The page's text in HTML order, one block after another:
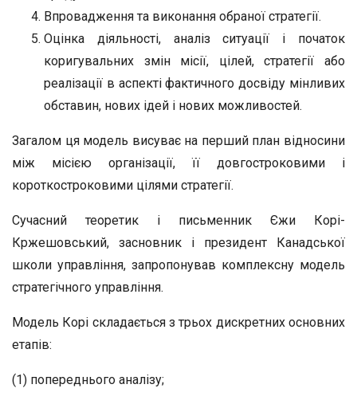
Впровадження та виконання обраної стратегії.
Оцінка діяльності, аналіз ситуації і початок
коригувальних змін місії, цілей, стратегії або
реалізації в аспекті фактичного досвіду мінливих
обставин, нових ідей і нових можливостей.
Загалом ця модель висуває на перший план відносини
між місією організації, її довгостроковими і
короткостроковими цілями стратегії.
Сучасний теоретик і письменник Єжи Корі-
Кржешовський, засновник і президент Канадської
школи управління, запропонував комплексну модель
стратегічного управління.
Модель Корі складається з трьох дискретних основних
етапів:
(1) попереднього аналізу;